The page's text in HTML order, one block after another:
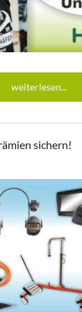
weiterlesen...
sichern!